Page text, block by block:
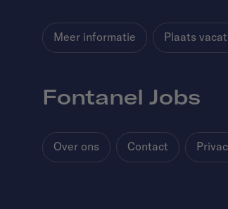
Meer informatie Plaats
Fontanel Jobs
Over ons Contact